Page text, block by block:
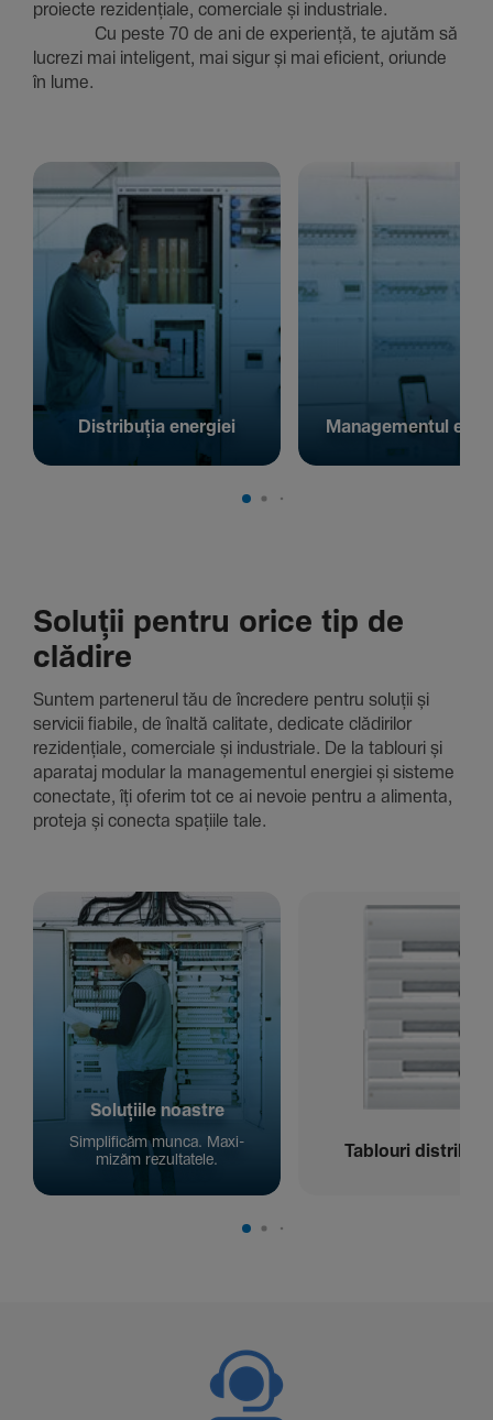
proiecte rezi­den­țiale, comer­ciale și indus­triale.
Cu peste 70 de ani de expe­riență, te ajutăm să
lucrezi mai inte­li­gent, mai sigur și mai eficient, oriunde
în lume.
Distribuția energiei Managementul
Soluții pentru orice tip de
clădire
Suntem parte­nerul tău de încre­dere pentru soluții și
servicii fiabile, de înaltă cali­tate, dedi­cate clădi­rilor
rezi­den­țiale, comer­ciale și indus­triale. De la tablouri și
aparataj modular la managementul energiei și sisteme
conec­tate, îți oferim tot ce ai nevoie pentru a alimenta,
proteja și conecta spațiile tale.
Solu­țiile noastre
Simpli­ficăm munca. Maxi­
mizăm rezul­ta­tele.
Tablouri